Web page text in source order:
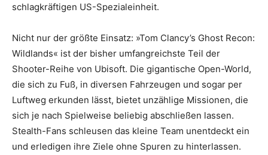
schlagkräftigen US-Spezialeinheit.
Nicht nur der größte Einsatz: »Tom Clancy’s Ghost Recon:
Wildlands« ist der bisher umfangreichste Teil der
Shooter-Reihe von Ubisoft. Die gigantische Open-World,
die sich zu Fuß, in diversen Fahrzeugen und sogar per
Luftweg erkunden lässt, bietet unzählige Missionen, die
sich je nach Spielweise beliebig abschließen lassen.
Stealth-Fans schleusen das kleine Team unentdeckt ein
und erledigen ihre Ziele ohne Spuren zu hinterlassen.